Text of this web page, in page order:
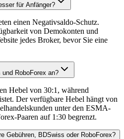
für Anfänger?
einen Negativsaldo-Schutz.
von Demokonten und
jedes Broker, bevor Sie eine
RoboForex an?
Hebel von 30:1, während
Der verfügbare Hebel hängt von
unter den ESMA-
Paaren auf 1:30 begrenzt.
Gebühren, BDSwiss oder RoboForex?